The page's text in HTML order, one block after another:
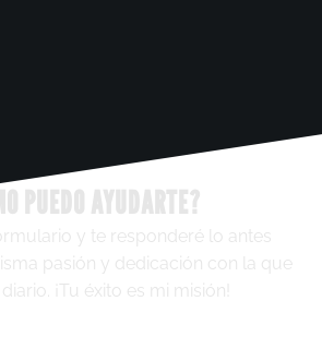
PUEDO AYUDARTE?
y te responderé lo antes
pasión y dedicación con la que
¡Tu éxito es mi misión!